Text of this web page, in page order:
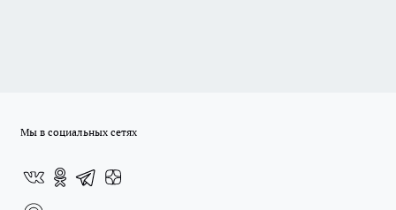
Мы в социальных сетях